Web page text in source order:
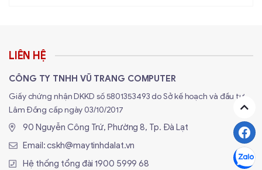
Quản lý dữ liệu nội bộ
⚙️ Cấu hình phổ biến cho máy văn
phòng tại Vũ Trang Computer
Chúng tôi lắp ráp cấu hình tùy biến theo ngân
Mục đích sử dụng
Cấu hình đề xuất
LIÊN HỆ
CÔNG TY TNHH VŨ TRANG COMPUTER
Giấy chứng nhận DKKD số 5801353493 do Sở kế hoạch và đầu tư
Lâm Đồng cấp ngày 03/10/2017
90 Nguyễn Công Trứ, Phường 8, Tp. Đà Lạt
Email:cskh@maytinhdalat.vn
Hệ thống tổng đài1900 5999 68